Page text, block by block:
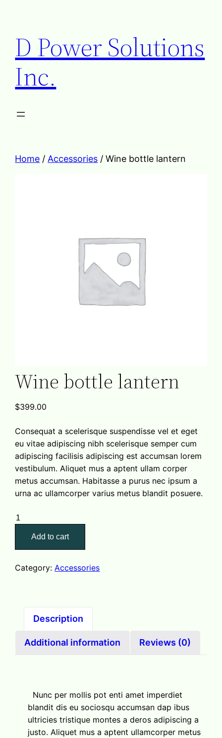
D Power Solutions
Inc.
Home / Accessories / Wine bottle lantern
Wine bottle lantern
$399.00
Consequat a scelerisque suspendisse vel et eget
eu vitae adipiscing nibh scelerisque semper cum
adipiscing facilisis adipiscing est accumsan lorem
vestibulum. Aliquet mus a aptent ullam corper
metus accumsan. Habitasse a purus nec ipsum a
urna ac ullamcorper varius metus blandit posuere.
Add to cart
Category:Accessories
Description
Additional information Reviews (0)
Nunc per mollis pot enti amet imperdiet
blandit dis eu sociosqu accumsan dap ibus
ultricies tristique montes a deros adipiscing a
justo. Aliquet mus a aptent ullamcorper metus